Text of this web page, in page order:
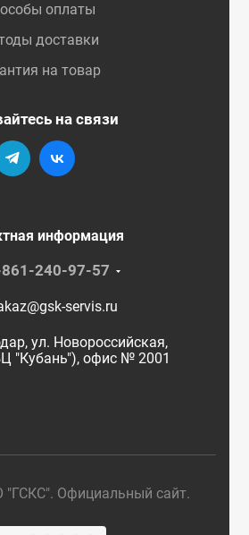
оплаты
доставки
на товар
на связи
информация
240-97-57
servis.ru
ул. Новороссийская,
"Кубань"), офис № 2001
Официальный сайт.